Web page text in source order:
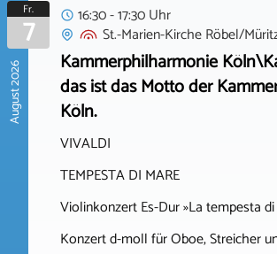
August 2026
Fr.
7
16:30 - 17:30 Uhr
St.-Marien-Kirche Röbel/
Kammerphilharmonie
das ist das Motto der
Köln.
VIVALDI
TEMPESTA DI MARE
Violinkonzert Es-Dur »La tempesta
Konzert d-moll für Oboe, Streicher